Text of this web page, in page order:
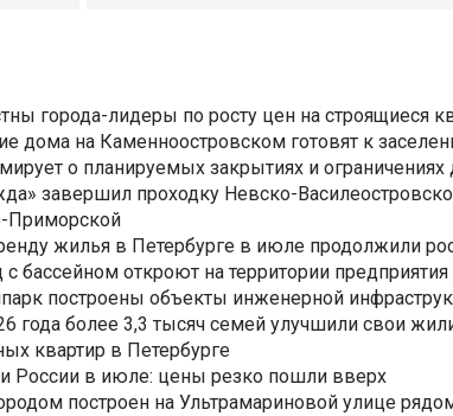
города-лидеры по росту цен на строящиеся
дома на Каменноостровском готовят к
о планируемых закрытиях и
завершил проходку Невско-
Приморской
жилья в Петербурге в июле продолжили
с бассейном откроют на территории предприятия
построены объекты инженерной
года более 3,3 тысяч семей улучшили свои
квартир в Петербурге
России в июле: цены резко пошли вверх
построен на Ультрамариновой улице